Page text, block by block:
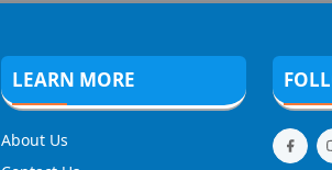
LEARN MORE
About Us